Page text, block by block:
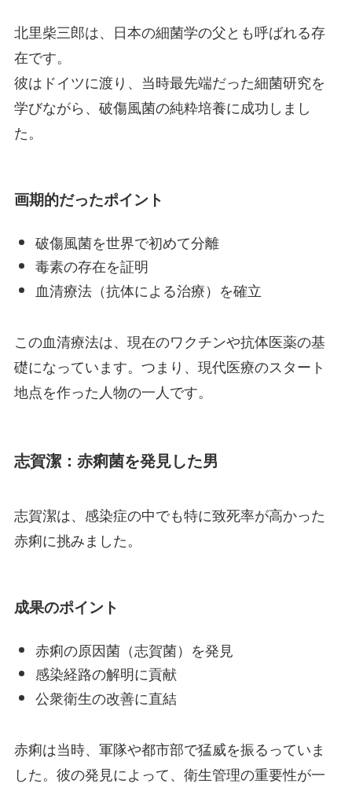
北里柴三郎は、日本の細菌学の父とも呼ばれる存
在です。
彼はドイツに渡り、当時最先端だった細菌研究を
学びながら、破傷風菌の純粋培養に成功しまし
た。
画期的だったポイント
破傷風菌を世界で初めて分離
毒素の存在を証明
血清療法（抗体による治療）を確立
この血清療法は、現在のワクチンや抗体医薬の基
礎になっています。つまり、現代医療のスタート
地点を作った人物の一人です。
志賀潔：赤痢菌を発見した男
志賀潔は、感染症の中でも特に致死率が高かった
赤痢に挑みました。
成果のポイント
赤痢の原因菌（志賀菌）を発見
感染経路の解明に貢献
公衆衛生の改善に直結
赤痢は当時、軍隊や都市部で猛威を振るっていま
した。彼の発見によって、衛生管理の重要性が一